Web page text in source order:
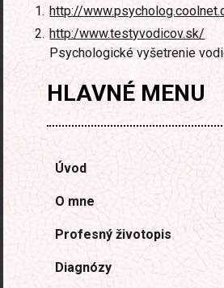
http://
http:/www.testyvodicov.sk/
Psychologické vyšetrenie
HLAVNÉ MENU
Úvod
O mne
Profesný životopis
Diagnózy